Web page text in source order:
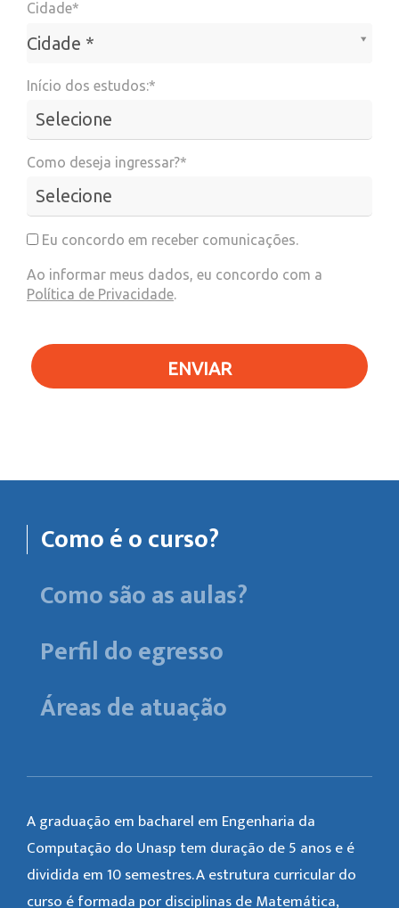
Cidade*
Cidade *
Cidade*
Início dos estudos:*
Como deseja ingressar?*
Eu concordo em receber comunicações.
Ao informar meus dados, eu concordo com a
Política de Privacidade.
ENVIAR
Como é o curso?
Como são as aulas?
Perfil do egresso
Áreas de atuação
A graduação em bacharel em Engenharia da
Computação do Unasp tem duração de 5 anos e é
dividida em 10 semestres. A estrutura curricular do
curso é formada por disciplinas de Matemática,